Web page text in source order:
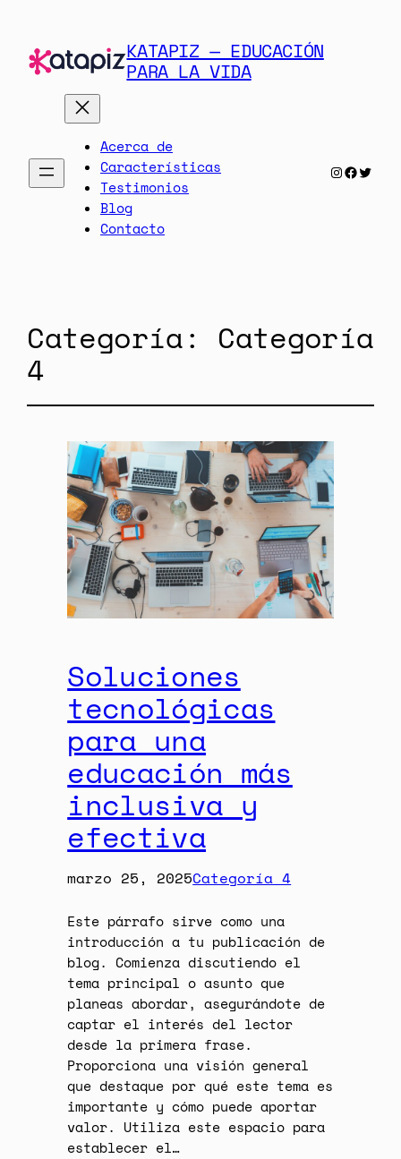
KATAPIZ — EDUCACIÓN
PARA LA VIDA
Acerca de
Características
Testimonios
Blog
Contacto
Categoría: Categoría
4
Soluciones
tecnológicas
para una
educación más
inclusiva y
efectiva
marzo 25, 2025Categoría 4
Este párrafo sirve como una
introducción a tu publicación de
blog. Comienza discutiendo el
tema principal o asunto que
planeas abordar, asegurándote de
captar el interés del lector
desde la primera frase.
Proporciona una visión general
que destaque por qué este tema es
importante y cómo puede aportar
valor. Utiliza este espacio para
establecer el…